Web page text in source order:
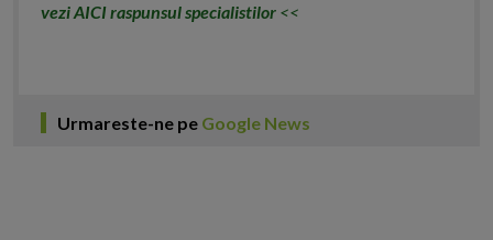
vezi AICI raspunsul specialistilor <<
Urmareste-ne pe Google News